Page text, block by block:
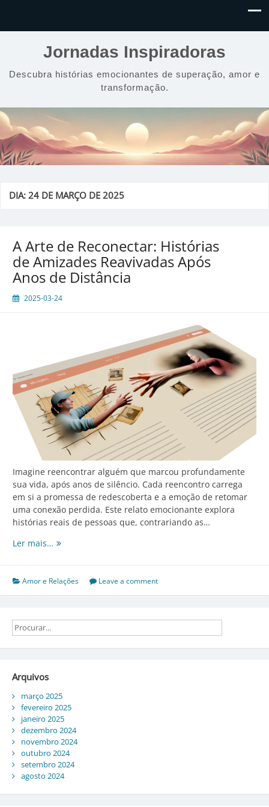
Jornadas Inspiradoras
Descubra histórias emocionantes de superação, amor e
transformação.
DIA:24 DE MARÇO DE 2025
A Arte de Reconectar: Histórias
de Amizades Reavivadas Após
Anos de Distância
2025-03-24
Imagine reencontrar alguém que marcou profundamente
sua vida, após anos de silêncio. Cada reencontro carrega
em si a promessa de redescoberta e a emoção de retomar
uma conexão perdida. Este relato emocionante explora
histórias reais de pessoas que, contrariando as…
Ler mais… A
Reconectar:
Histórias
Amizades
Amor e Relações Leave a comment
Arquivos
março 2025
fevereiro 2025
janeiro 2025
dezembro 2024
novembro 2024
outubro 2024
setembro 2024
agosto 2024